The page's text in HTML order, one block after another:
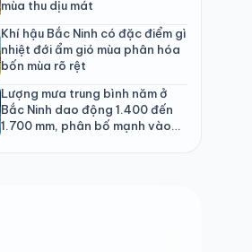
mùa thu dịu mát
Khí hậu Bắc Ninh có đặc điểm gì
nhiệt đới ẩm gió mùa phân hóa
bốn mùa rõ rệt
Lượng mưa trung bình năm ở
Bắc Ninh dao động 1.400 đến
1.700 mm, phân bố mạnh vào